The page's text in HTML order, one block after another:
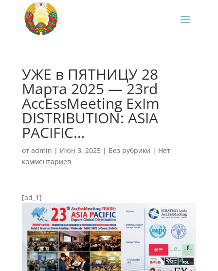
УЖЕ в ПЯТНИЦУ 28
Марта 2025 — 23rd
AccEssMeeting ExIm
DISTRIBUTION: ASIA
PACIFIC…
от admin | Июн 3, 2025| Без рубрики | Нет
комментариев
[ad_1]